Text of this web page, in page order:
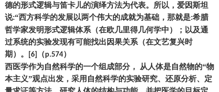
德的形式逻辑与笛卡儿的演绎方法为代表。所以 ， 爱因斯坦
说:“西方科学的发展以两个伟大的成就为基础 ， 那就是:希腊
哲学家发明形式逻辑体系 （在欧几里得几何学中）； 以及通
过系统的实验发现有可能找出因果关系 （在文艺复兴时
期 ） 。 [6] （p.574）
西医学作为自然科学的一个组成部分， 从人体是自然物的“物
本主义”观点出发 ， 采用自然科学的实验研究、还原分析、定